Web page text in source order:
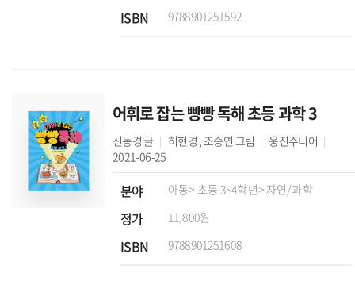
ISBN 9788901251592
어휘로 잡는 빵빵 독해 초등 과학 3
신동경 글 허현경 ,조승연 그림
웅진주니어
2021-06-25
분야 아동> 초등 3~4학년> 자연/과학
정가 11,800원
ISBN 9788901251608